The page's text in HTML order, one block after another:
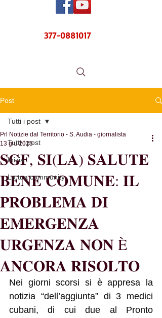
377-0881017
Post
Tutti i post
Inizia
La tua community
Tutti i post
𝐒𝐆𝐅, 𝐒𝐈(𝐋𝐀) 𝐒𝐀𝐋𝐔𝐓𝐄
𝐁𝐄𝐍𝐄 𝐂𝐎𝐌𝐔𝐍𝐄: 𝐈𝐋
𝐏𝐑𝐎𝐁𝐋𝐄𝐌𝐀 𝐃𝐈
𝐄𝐌𝐄𝐑𝐆𝐄𝐍𝐙𝐀
𝐔𝐑𝐆𝐄𝐍𝐙𝐀 𝐍𝐎𝐍 È
𝐀𝐍𝐂𝐎𝐑𝐀 𝐑𝐈𝐒𝐎𝐋𝐓𝐎
Prl Notizie dal Territorio - S. Audia - giornalista
13 giu 2025
Nei giorni scorsi si è appresa la
notizia “dell’aggiunta” di 3 medici
cubani, di cui due al Pronto